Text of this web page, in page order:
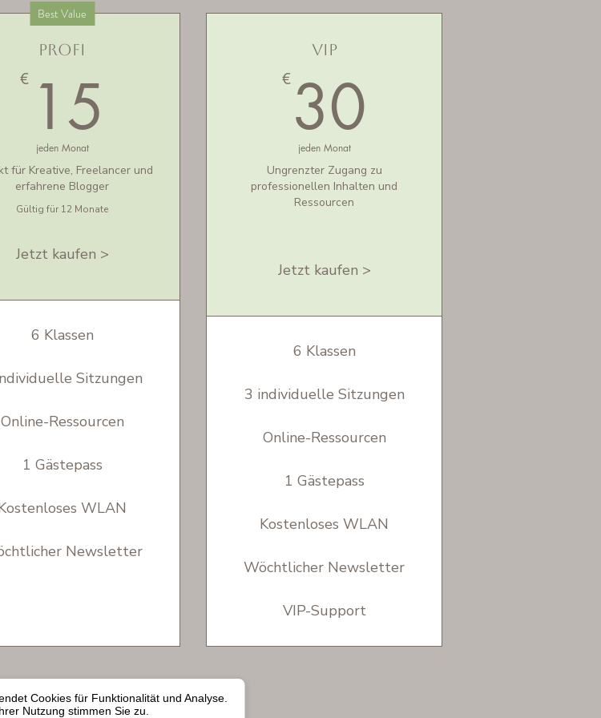
Best Value
Profi
€ 15
jeden Monat
für Kreative, Freelancer und
erfahrene Blogger
Gültig für 12 Monate
Jetzt kaufen >
6 Klassen
Sitzungen
Online-Ressourcen
1 Gästepass
WLAN
Newsletter
VIP
€ 30
jeden Monat
Ungrenzter Zugang zu
professionellen Inhalten und
Ressourcen
Jetzt kaufen >
6 Klassen
3 individuelle Sitzungen
Online-Ressourcen
1 Gästepass
Kostenloses WLAN
Wöchtlicher Newsletter
VIP-Support
Impressum Datenschutz
Cookies für Funktionalität und Analyse.
Nutzung stimmen Sie zu.